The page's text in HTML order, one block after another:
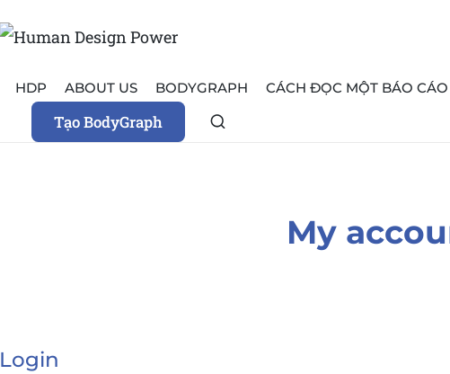
HDP ABOUT US BODYGRAPH CÁCH ĐỌC MỘT BÁO
Tạo BodyGraph
My
Login